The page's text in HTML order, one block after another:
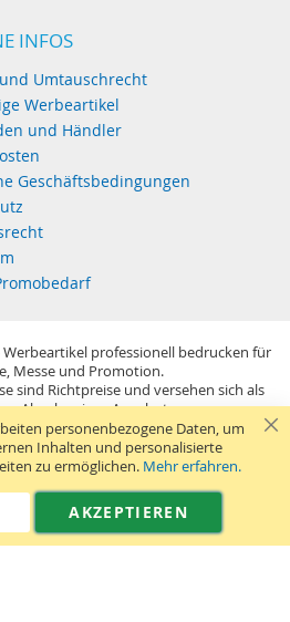
INFOS
Umtauschrecht
Werbeartikel
und Händler
Geschäftsbedingungen
professionell bedrucken für
Messe und Promotion.
sind Richtpreise und versehen sich als
Abgabe eines Angebots.
Bedarf (§14 BGB) im Sinne der
verstehen sich netto zzgl. MwSt. USB-
zzgl. Druckkosten und GEMA.
12 40 Kontaktformular
personenbezogene Daten, um
Inhalten und personalisierte
zu ermöglichen. Mehr erfahren.
AKZEPTIEREN